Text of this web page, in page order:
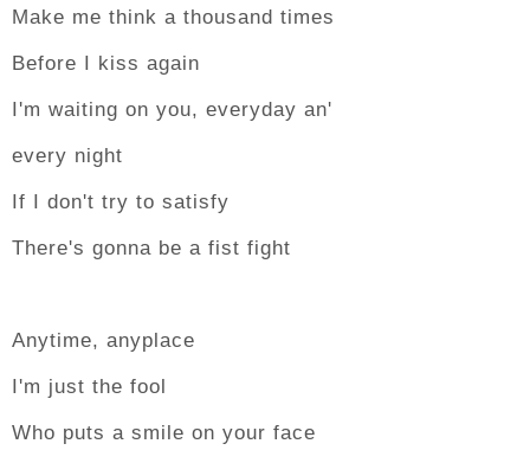
Make me think a thousand times
Before I kiss again
I'm waiting on you, everyday an'
every night
If I don't try to satisfy
There's gonna be a fist fight
Anytime, anyplace
I'm just the fool
Who puts a smile on your face